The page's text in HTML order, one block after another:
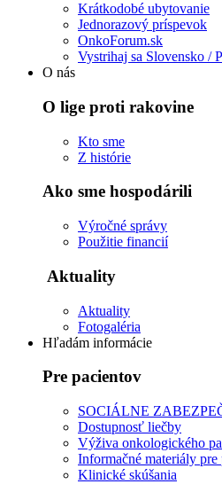
Krátkodobé ubytovanie
Jednorazový príspevok
OnkoForum.sk
Vystrihaj sa Slovensko /
O nás
O lige proti rakovine
Kto sme
Z histórie
Ako sme hospodárili
Výročné správy
Použitie financií
Aktuality
Aktuality
Fotogaléria
Hľadám informácie
Pre pacientov
SOCIÁLNE
Dostupnosť liečby
Výživa onkologického
Informačné materiály pre
Klinické skúšania